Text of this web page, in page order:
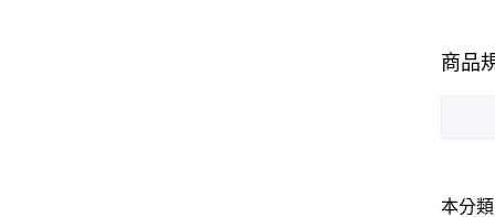
商品
本分